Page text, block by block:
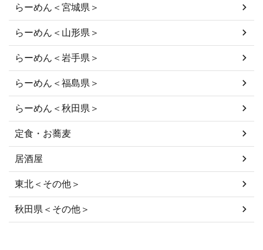
らーめん＜宮城県＞
らーめん＜山形県＞
らーめん＜岩手県＞
らーめん＜福島県＞
らーめん＜秋田県＞
定食・お蕎麦
居酒屋
東北＜その他＞
秋田県＜その他＞